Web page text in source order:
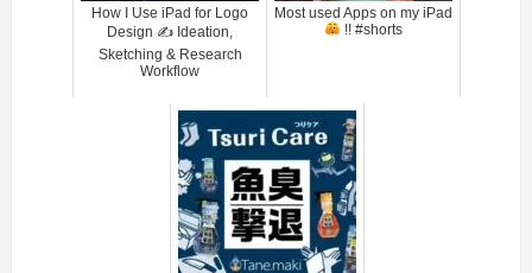
How I Use iPad for Logo
Design ✍️ Ideation,
Sketching & Research
Workflow
Most used Apps on my iPad
!! #shorts